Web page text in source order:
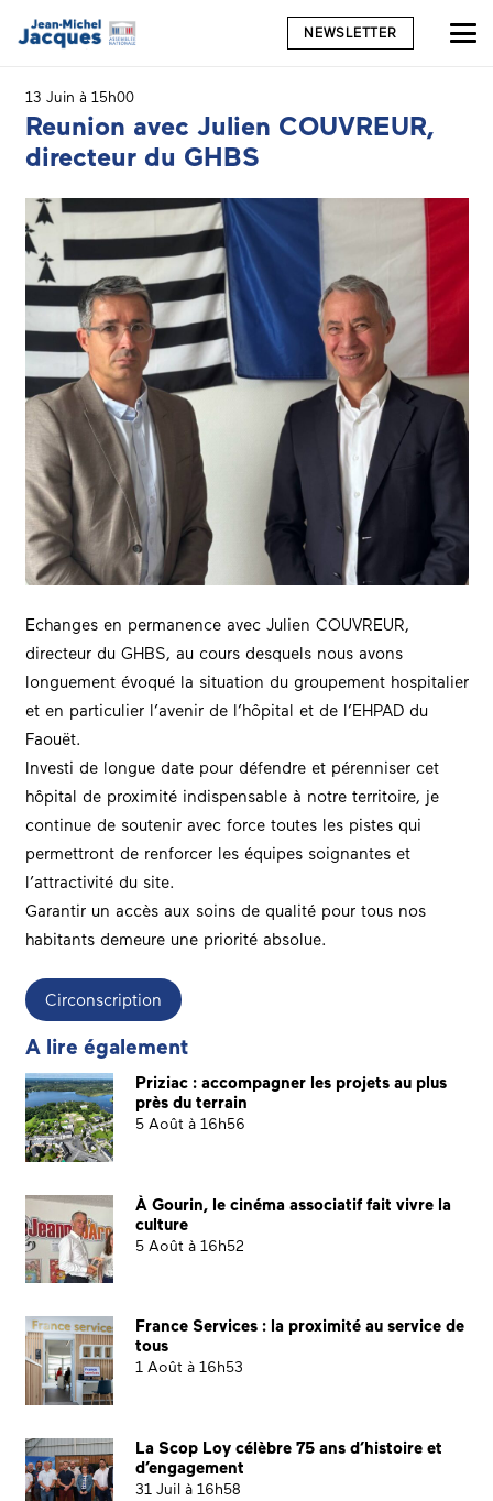
NEWSLETTER
13 Juin à 15h00
Reunion avec Julien COUVREUR,
directeur du GHBS
Echanges en permanence avec Julien COUVREUR,
directeur du GHBS, au cours desquels nous avons
longuement évoqué la situation du groupement hospitalier
et en particulier l’avenir de l’hôpital et de l’EHPAD du
Faouët.
Investi de longue date pour défendre et pérenniser cet
hôpital de proximité indispensable à notre territoire, je
continue de soutenir avec force toutes les pistes qui
permettront de renforcer les équipes soignantes et
l’attractivité du site.
Garantir un accès aux soins de qualité pour tous nos
habitants demeure une priorité absolue.
Circonscription
A lire également
Priziac : accompagner les projets au plus
près du terrain
5 Août à 16h56
À Gourin, le cinéma associatif fait vivre la
culture
5 Août à 16h52
France Services : la proximité au service de
tous
1 Août à 16h53
La Scop Loy célèbre 75 ans d’histoire et
d’engagement
31 Juil à 16h58